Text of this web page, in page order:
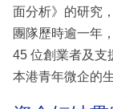
面分析》的研究
團隊歷時逾一年
45 位創業者及支
本港青年微企的